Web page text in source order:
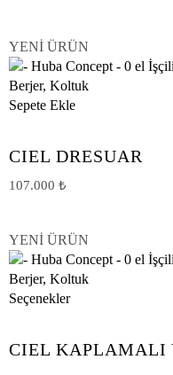
YENİ ÜRÜN
Sepete Ekle
CIEL DRESUAR
107.000 ₺
YENİ ÜRÜN
Seçenekler
CIEL KAPLAMALI